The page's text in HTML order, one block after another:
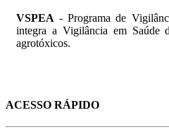
VSPEA - Programa de
integra a Vigilância em Saúde
agrotóxicos.
ACESSO RÁPIDO